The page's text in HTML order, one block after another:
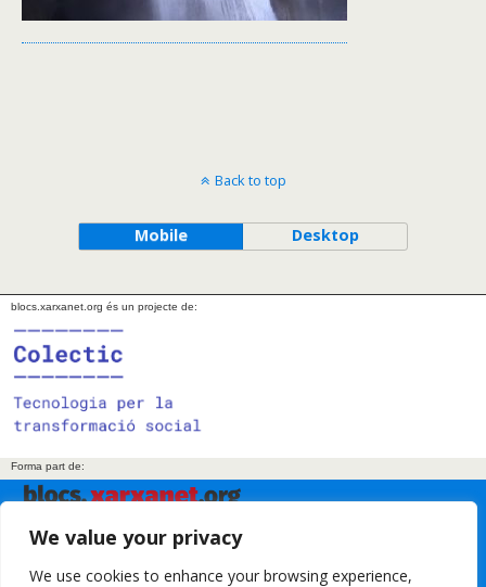
We value your privacy
We use cookies to enhance your browsing experience,
Back to top
Mobile Desktop
blocs.xarxanet.org és un projecte de:
Forma part de: